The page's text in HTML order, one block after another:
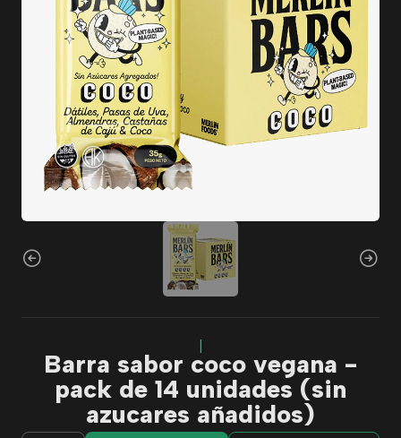
Barra sabor coco vegana -
pack de 14 unidades (sin
azucares añadidos)